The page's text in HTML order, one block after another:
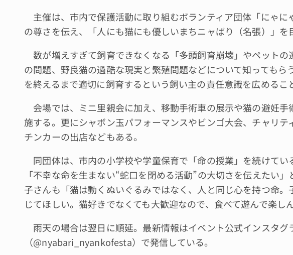
主催は、市内で保護活動に取り組むボランティア団体「にゃに
の尊さを伝え、「人にも猫にも優しいまちニャばり（名張）」を
数が増えすぎて飼育できなくなる「多頭飼育崩壊」やペットの
の問題、野良猫の過酷な現実と繁殖問題などについて知ってもら
を終えるまで適切に飼育するという飼い主の責任意識を広めるこ
会場では、ミニ里親会に加え、移動手術車の展示や猫の避妊手
施する。更にシャボン玉パフォーマンスやビンゴ大会、チャリテ
チンカーの出店などもある。
同団体は、市内の小学校や学童保育で「命の授業」を続けてい
「不幸な命を生まない“蛇口を閉める活動”の大切さを伝えたい
子さんも「猫は動くぬいぐるみではなく、人と同じ心を持つ命
じてほしい。猫好きでなくても大歓迎なので、食べて遊んで楽し
雨天の場合は翌日に順延。最新情報はイベント公式インスタグ
（@nyabari_nyankofesta）で発信している。